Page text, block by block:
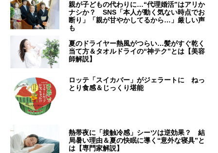
親が子どもの代わりに…“代理婚活”はアリか
ナシか？ SNS「本人が動く気ない時点でお
断り」「親が甘やかしてるから…」厳しい声
も
夏のドライヤー熱風がつらい…髪がすぐ乾く
当て方＆タオルドライの“神テク”とは【美容
師解説】
ロッテ「スイカバー」がジェラートに ねっ
とり食感＆じっくり堪能
熱帯夜に「接触冷感」シーツは逆効果？ 結
局暑い理由＆夏の快眠に導く“意外な寝具”と
は【専門家解説】